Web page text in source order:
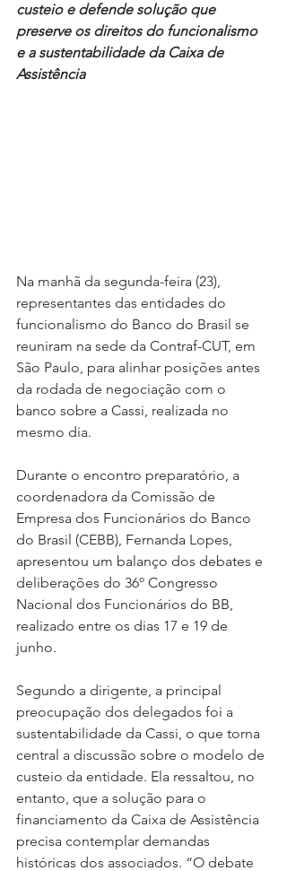
custeio e defende solução que
preserve os direitos do funcionalismo
e a sustentabilidade da Caixa de
Assistência
Na manhã da segunda-feira (23),
representantes das entidades do
funcionalismo do Banco do Brasil se
reuniram na sede da Contraf-CUT, em
São Paulo, para alinhar posições antes
da rodada de negociação com o
banco sobre a Cassi, realizada no
mesmo dia.
Durante o encontro preparatório, a
coordenadora da Comissão de
Empresa dos Funcionários do Banco
do Brasil (CEBB), Fernanda Lopes,
apresentou um balanço dos debates e
deliberações do 36º Congresso
Nacional dos Funcionários do BB,
realizado entre os dias 17 e 19 de
junho.
Segundo a dirigente, a principal
preocupação dos delegados foi a
sustentabilidade da Cassi, o que torna
central a discussão sobre o modelo de
custeio da entidade. Ela ressaltou, no
entanto, que a solução para o
financiamento da Caixa de Assistência
precisa contemplar demandas
históricas dos associados. “O debate